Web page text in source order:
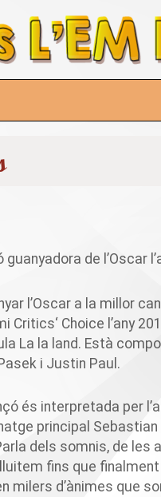
de l’Oscar
l’Oscar a la millor
Critics‘ Choice l’any
La la land. Està
i Justin Paul.
és interpretada per
principal Sebastian
dels somnis, de les
fins que
milers d’ànimes que